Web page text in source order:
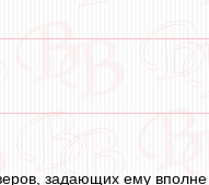
задающих ему